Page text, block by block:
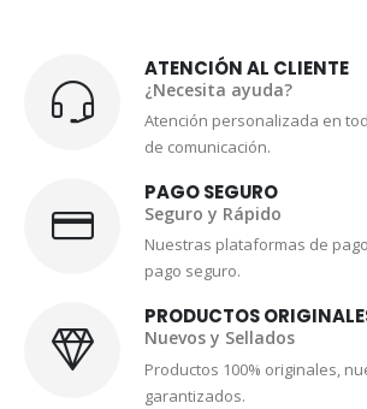
ATENCIÓN AL CLIENTE
¿Necesita ayuda?
Atención personalizada en
de comunicación.
PAGO SEGURO
Seguro y Rápido
Nuestras plataformas de
pago seguro.
PRODUCTOS
Nuevos y Sellados
Productos 100% originales,
garantizados.